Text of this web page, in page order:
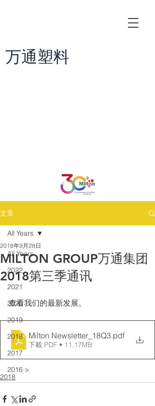
万通塑料
文章
All Years
2022
2021
2020
2019
2018
2017
2016 >
All Years
MILTON GROUP万通集团
2018第三季通讯
2018年9月28日
查看我们的最新发展。
Milton Newsletter_18Q3.pdf
下載 PDF • 11.17MB
2018